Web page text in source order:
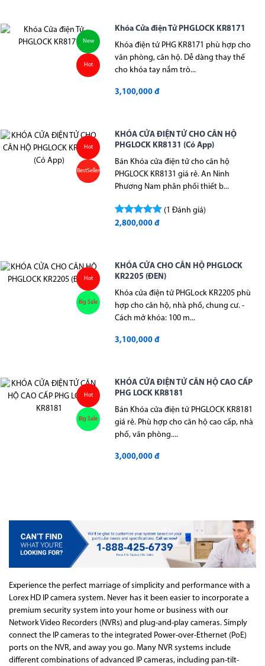
New
Hot
Khóa Cửa điện Tử PHGLOCK KR8171
Khóa điện tử PHG KR8171 phù hợp cho
văn phòng, căn hộ. Dễ dàng thay thế
cho khóa tay nắm trò...
3,100,000 đ
Hot
BestSeller
KHÓA CỬA ĐIỆN TỬ CHO CĂN HỘ
PHGLOCK KR8131 (Có App)
Bán Khóa cửa điện tử cho căn hộ
PHGLOCK KR8131 giá rẻ. An Ninh
Phương Nam phân phối thiết b...
(1 Đánh giá)
2,800,000 đ
Hot
Big Sale
KHÓA CỬA CHO CĂN HỘ PHGLOCK
KR2205 (ĐEN)
Khóa cửa điện tử PHGLock KR2205 phù
hợp cho căn hộ, nhà phố, chung cư. -
Cách mở khóa: 100 m...
3,100,000 đ
Hot
Big Sale
KHÓA CỬA ĐIỆN TỬ CĂN HỘ CAO CẤP
PHG LOCK KR8181
Bán Khóa cửa điện tử PHGLOCK KR8181
giá rẻ. Phù hợp cho căn hộ cao cấp, nhà
phố, văn phòng....
3,000,000 đ
Experience the perfect marriage of simplicity and performance with a
Lorex HD IP camera system. Never has it been easier to incorporate a
premium security system into your home or business with our
Network Video Recorders (NVRs) and plug-and-play cameras. Simply
connect the IP cameras to the integrated Power-over-Ethernet (PoE)
ports on the NVR, and away you go. Many NVR systems include
different combinations of advanced IP cameras, including pan-tilt-